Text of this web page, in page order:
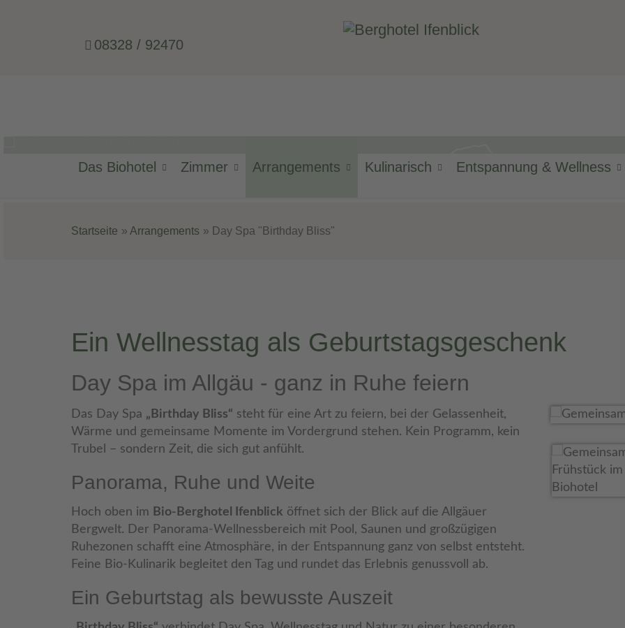
08328 / 92470
Das Biohotel Zimmer Arrangements Kulinarisch Entspannung & Wellness
Ein besonderer Geburtstagin
Startseite Arrangements Day Spa "Birthday Bliss"
Ein Wellnesstag als Geburtstagsgeschenk
Day Spa im Allgäu - ganz in Ruhe feiern
Das Day Spa „Birthday Bliss“ steht für eine Art zu feiern, bei der Gelassenheit,
Wärme und gemeinsame Momente im Vordergrund stehen. Kein Programm, kein
Trubel – sondern Zeit, die sich gut anfühlt.
Panorama, Ruhe und Weite
Hoch oben im Bio-Berghotel Ifenblick öffnet sich der Blick auf die Allgäuer
Bergwelt. Der Panorama-Wellnessbereich mit Pool, Saunen und großzügigen
Ruhezonen schafft eine Atmosphäre, in der Entspannung ganz von selbst entsteht.
Feine Bio-Kulinarik begleitet den Tag und rundet das Erlebnis genussvoll ab.
Ein Geburtstag als bewusste Auszeit